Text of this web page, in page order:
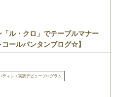
ル・クロ」でテーブルマナー
ールバンタンブログ☆】
ティシエ実践デビュープログラム